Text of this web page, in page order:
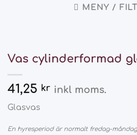
MENY /
Vas cylinderformad
41,25 kr inkl moms.
Glasvas
En hyresperiod är normalt fredag-